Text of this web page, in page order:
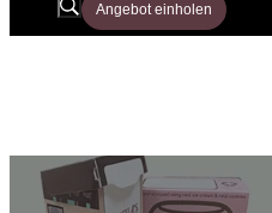
Angebot einholen